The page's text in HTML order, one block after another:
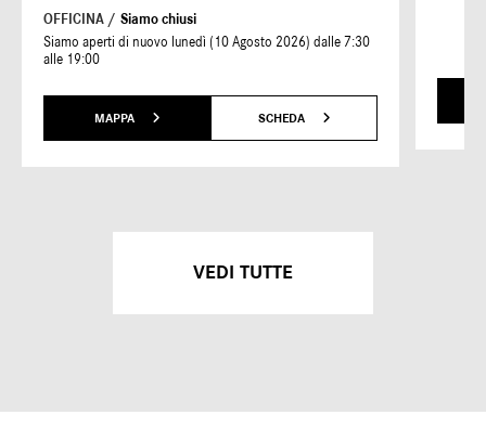
OFFICINA / Siamo chiusi
Siamo aperti di nuovo lunedì (10 Agosto 2026) dalle 7:30
alle 19:00
MAPPA SCHEDA
VEDI TUTTE